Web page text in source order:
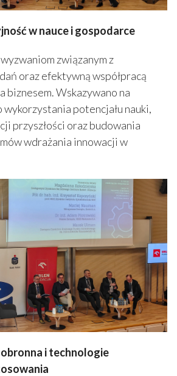
w nauce i gospodarce
związanym z
oraz efektywną współpracą
biznesem. Wskazywano na
potencjału nauki,
przyszłości oraz budowania
wdrażania innowacji w
i technologie